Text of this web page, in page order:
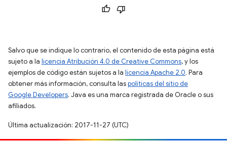
Salvo que se indique lo contrario, el contenido de esta página está
sujeto a la licencia Atribución 4.0 de Creative Commons, y los
ejemplos de código están sujetos a la licencia Apache 2.0. Para
obtener más información, consulta laspolíticas del sitio de
Google Developers. Java es una marca registrada de Oracle o sus
afiliados.
Última actualización: 2017-11-27 (UTC)